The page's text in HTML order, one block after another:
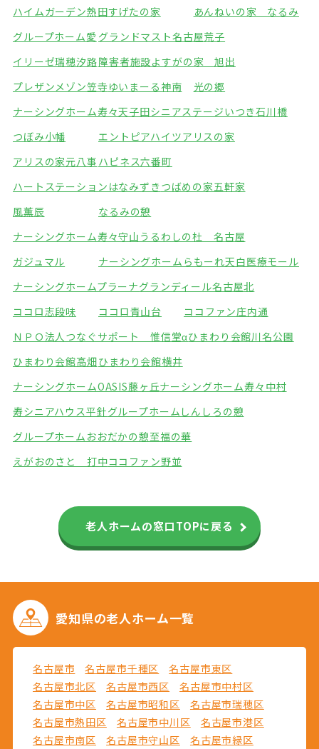
ハイムガーデン熱田すげたの家
あんねいの家 なるみ
グループホーム愛 グランドマスト名古屋荒子
イリーゼ瑞穂汐路障害者施設よすがの家 旭出
プレザンメゾン笠寺ゆいまーる神南
光の郷
ナーシングホーム寿々天子田シニアステージいつき石川橋
つぼみ小幡
エントピアハイツアリスの家
アリスの家元八事 ハピネス六番町
ハートステーションはなみずき つばめの家五軒家
風薫辰
なるみの憩
ナーシングホーム寿々守山 うるわしの杜 名古屋
ガジュマル
ナーシングホームらもーれ天白医療モール
ナーシングホームプラーナグランディール名古屋北
ココロ志段味
ココロ青山台
ココファン庄内通
ＮＰＯ法人つなぐサポート 惟信堂αひまわり会館川名公園
ひまわり会館高畑ひまわり会館横井
ナーシングホームOASIS藤ヶ丘ナーシングホーム寿々中村
寿シニアハウス平針グループホームしんしろの憩
グループホームおおだかの憩至福の華
えがおのさと 打中ココファン野並
老人ホームの窓口TOPに戻る
愛知県の老人ホーム一覧
名古屋市 名古屋市千種区
名古屋市東区
名古屋市北区
名古屋市西区
名古屋市中村区
名古屋市中区
名古屋市昭和区
名古屋市瑞穂区
名古屋市熱田区
名古屋市中川区
名古屋市港区
名古屋市南区
名古屋市守山区
名古屋市緑区